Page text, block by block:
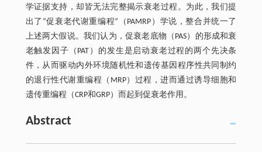
学证据支持，却皆无法完整揭示衰老过程。为此，我们提
出了“促衰老代谢重编程”（PAMRP）学说，整合并统一了
上述两大假说。我们认为，促衰老底物（PAS）的形成和衰
老触发因子（PAT）的发生是启动衰老过程的两个先决条
件，从而驱动内外环境随机性和遗传基因程序性共同制约
的退行性代谢重编程（MRP）过程，进而通过诱导细胞和
遗传重编程（CRP和GRP）而起到促衰老作用。
Abstract